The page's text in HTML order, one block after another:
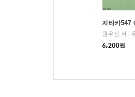
자타카547
원우심 저 |
6,200원